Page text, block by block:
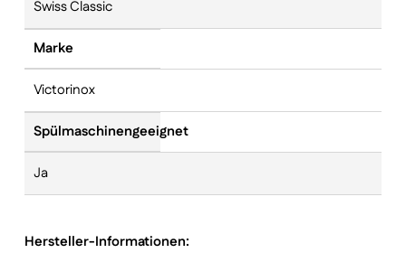
Swiss Classic
Marke
Victorinox
Spülmaschinengeeignet
Ja
Hersteller-Informationen: